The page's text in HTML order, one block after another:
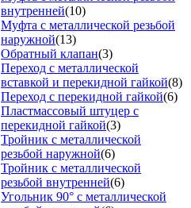
внутренней(10)
Муфта с металлической резьбой
наружной(13)
Обратный клапан(3)
Переход с металлической
вставкой и перекидной гайкой(8)
Переход с перекидной гайкой(6)
Пластмассовый штуцер с
перекидной гайкой(3)
Тройник с металлической
резьбой наружной(6)
Тройник с металлической
резьбой внутренней(6)
Угольник 90° с металлической